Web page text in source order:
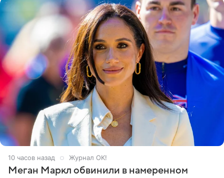
10 часов назад Журнал OK!
Меган Маркл обвинили в намеренном